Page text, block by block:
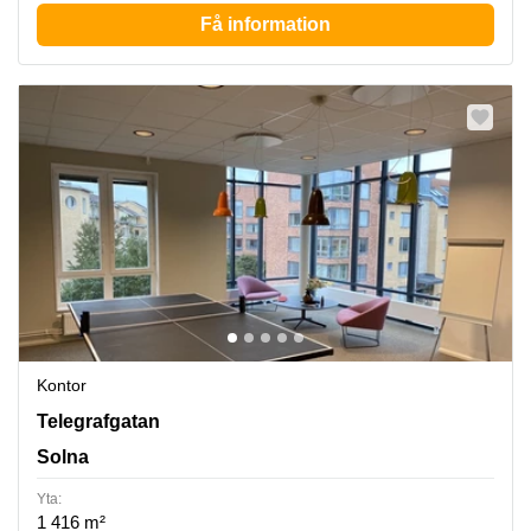
Få information
Kontor
Solna, Telegrafgatan 4, Solna
Telegrafgatan
Solna
Yta:
1 416 m²